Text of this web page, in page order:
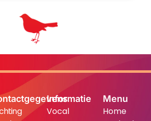
Informatie
Vocal
Menu
Home